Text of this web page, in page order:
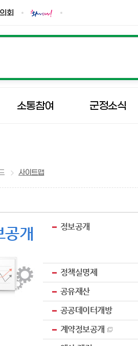
회
소통참여 군정소식
사이트맵
공개 정보공개
정책실명제
공유재산
공공데이터개방
계약정보공개